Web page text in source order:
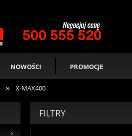
NOWOŚCI PROMOCJE
» X-MAX400
FILTRY